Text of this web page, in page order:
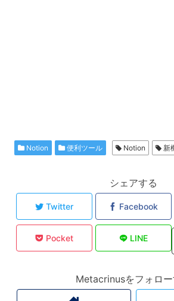
Notion 便利ツール Notion 新
シェアする
Twitter Facebook
Pocket LINE
Metacrinusをフォロー